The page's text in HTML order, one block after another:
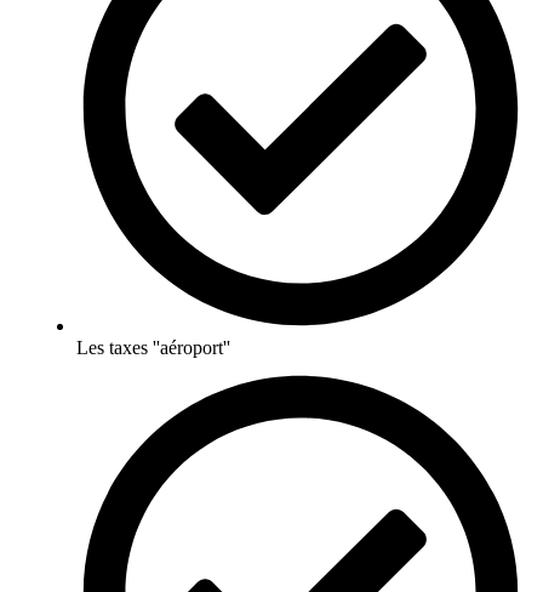
Les taxes ''aéroport''